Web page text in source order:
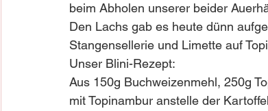
beim Abholen unserer beider
Den Lachs gab es heute dünn
Stangensellerie und Limette auf
Unser Blini-Rezept:
Aus 150g Buchweizenmehl, 250g
mit Topinambur anstelle der